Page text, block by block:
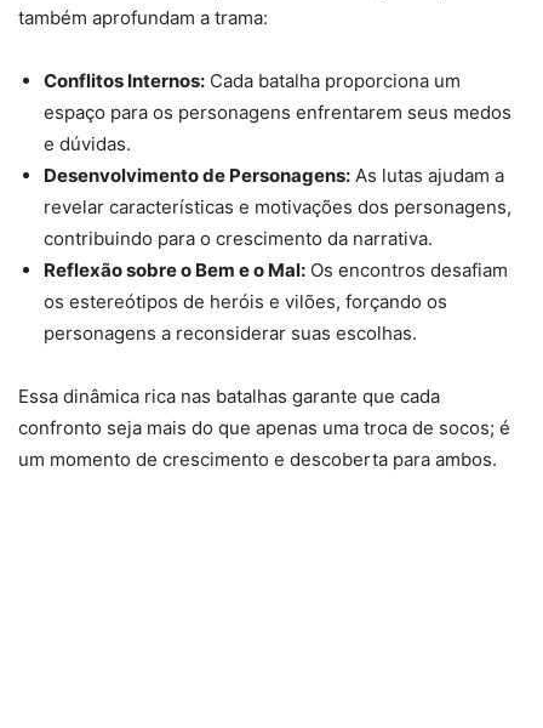
também aprofundam a trama:
Conflitos Internos: Cada batalha proporciona um
espaço para os personagens enfrentarem seus medos
e dúvidas.
Desenvolvimento de Personagens: As lutas ajudam a
revelar características e motivações dos personagens,
contribuindo para o crescimento da narrativa.
Reflexão sobre o Bem e o Mal: Os encontros desafiam
os estereótipos de heróis e vilões, forçando os
personagens a reconsiderar suas escolhas.
Essa dinâmica rica nas batalhas garante que cada
confronto seja mais do que apenas uma troca de socos; é
um momento de crescimento e descoberta para ambos.